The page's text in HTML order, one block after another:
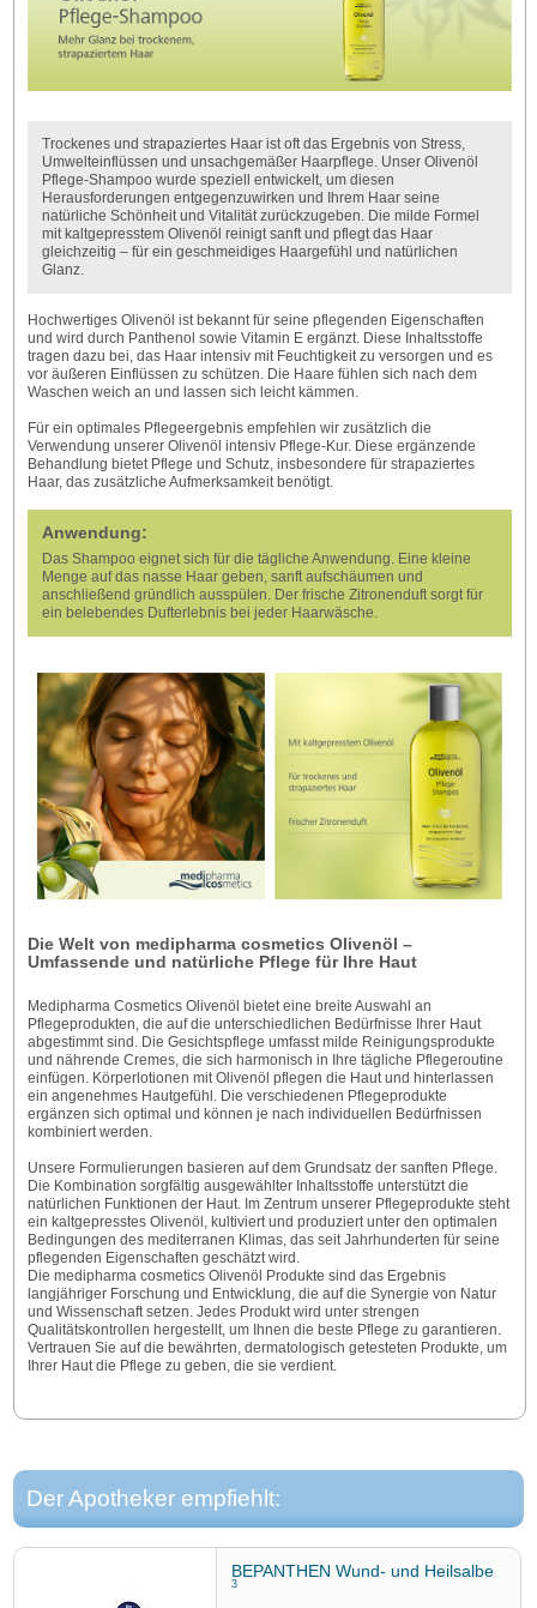
Trockenes und strapaziertes Haar ist oft das Ergebnis von Stress,
Umwelteinflüssen und unsachgemäßer Haarpflege. Unser Olivenöl
Pflege-Shampoo wurde speziell entwickelt, um diesen
Herausforderungen entgegenzuwirken und Ihrem Haar seine
natürliche Schönheit und Vitalität zurückzugeben. Die milde Formel
mit kaltgepresstem Olivenöl reinigt sanft und pflegt das Haar
gleichzeitig – für ein geschmeidiges Haargefühl und natürlichen
Glanz.
Hochwertiges Olivenöl ist bekannt für seine pflegenden Eigenschaften
und wird durch Panthenol sowie Vitamin E ergänzt. Diese Inhaltsstoffe
tragen dazu bei, das Haar intensiv mit Feuchtigkeit zu versorgen und es
vor äußeren Einflüssen zu schützen. Die Haare fühlen sich nach dem
Waschen weich an und lassen sich leicht kämmen.
Für ein optimales Pflegeergebnis empfehlen wir zusätzlich die
Verwendung unserer Olivenöl intensiv Pflege-Kur. Diese ergänzende
Behandlung bietet Pflege und Schutz, insbesondere für strapaziertes
Haar, das zusätzliche Aufmerksamkeit benötigt.
Anwendung:
Das Shampoo eignet sich für die tägliche Anwendung. Eine kleine
Menge auf das nasse Haar geben, sanft aufschäumen und
anschließend gründlich ausspülen. Der frische Zitronenduft sorgt für
ein belebendes Dufterlebnis bei jeder Haarwäsche.
Die Welt von medipharma cosmetics Olivenöl –
Umfassende und natürliche Pflege für Ihre Haut
Medipharma Cosmetics Olivenöl bietet eine breite Auswahl an
Pflegeprodukten, die auf die unterschiedlichen Bedürfnisse Ihrer Haut
abgestimmt sind. Die Gesichtspflege umfasst milde Reinigungsprodukte
und nährende Cremes, die sich harmonisch in Ihre tägliche Pflegeroutine
einfügen. Körperlotionen mit Olivenöl pflegen die Haut und hinterlassen
ein angenehmes Hautgefühl. Die verschiedenen Pflegeprodukte
ergänzen sich optimal und können je nach individuellen Bedürfnissen
kombiniert werden.
Unsere Formulierungen basieren auf dem Grundsatz der sanften Pflege.
Die Kombination sorgfältig ausgewählter Inhaltsstoffe unterstützt die
natürlichen Funktionen der Haut. Im Zentrum unserer Pflegeprodukte steht
ein kaltgepresstes Olivenöl, kultiviert und produziert unter den optimalen
Bedingungen des mediterranen Klimas, das seit Jahrhunderten für seine
pflegenden Eigenschaften geschätzt wird.
Die medipharma cosmetics Olivenöl Produkte sind das Ergebnis
langjähriger Forschung und Entwicklung, die auf die Synergie von Natur
und Wissenschaft setzen. Jedes Produkt wird unter strengen
Qualitätskontrollen hergestellt, um Ihnen die beste Pflege zu garantieren.
Vertrauen Sie auf die bewährten, dermatologisch getesteten Produkte, um
Ihrer Haut die Pflege zu geben, die sie verdient.
Der Apotheker empfiehlt:
BEPANTHEN Wund- und Heilsalbe
3